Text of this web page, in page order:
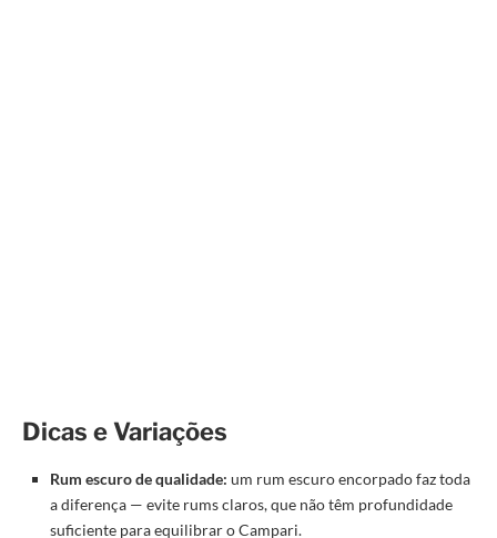
Dicas e Variações
Rum escuro de qualidade: um rum escuro encorpado faz toda
a diferença — evite rums claros, que não têm profundidade
suficiente para equilibrar o Campari.